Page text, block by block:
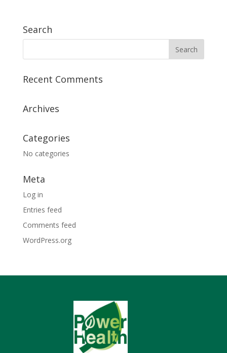
Search
Recent Comments
Archives
Categories
No categories
Meta
Log in
Entries feed
Comments feed
WordPress.org